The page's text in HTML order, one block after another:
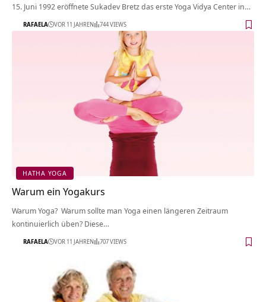
15. Juni 1992 eröffnete Sukadev Bretz das erste Yoga Vidya Center in…
RAFAELA VOR 11 JAHREN 744 VIEWS
HATHA YOGA
Warum ein Yogakurs
Warum Yoga? Warum sollte man Yoga einen längeren Zeitraum
kontinuierlich üben? Diese…
RAFAELA VOR 11 JAHREN 707 VIEWS